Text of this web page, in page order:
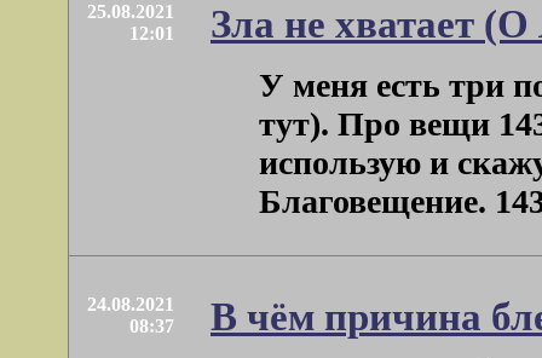
25.08.2021
12:01
Зла не хватает
У меня есть три
тут). Про вещи
использую и
Благовещение.
24.08.2021
08:37
В чём причина